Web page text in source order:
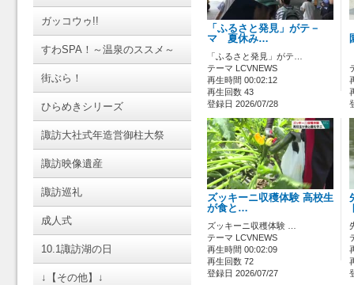
ガッコウゥ!!
すわSPA！～温泉のススメ～
街ぶら！
ひらめきシリーズ
諏訪大社式年造営御柱大祭
諏訪映像遺産
諏訪巡礼
成人式
10.1諏訪湖の日
↓【その他】↓
「ふるさと発見」がテ－
マ 夏休み…
「ふるさと発見」がテ…
テーマ LCVNEWS
再生時間 00:02:12
再生回数 43
登録日 2026/07/28
ズッキーニ収穫体験 高校生
が食と…
ズッキーニ収穫体験 …
テーマ LCVNEWS
再生時間 00:02:09
再生回数 72
登録日 2026/07/27